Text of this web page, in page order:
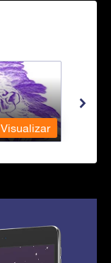
Visualizar